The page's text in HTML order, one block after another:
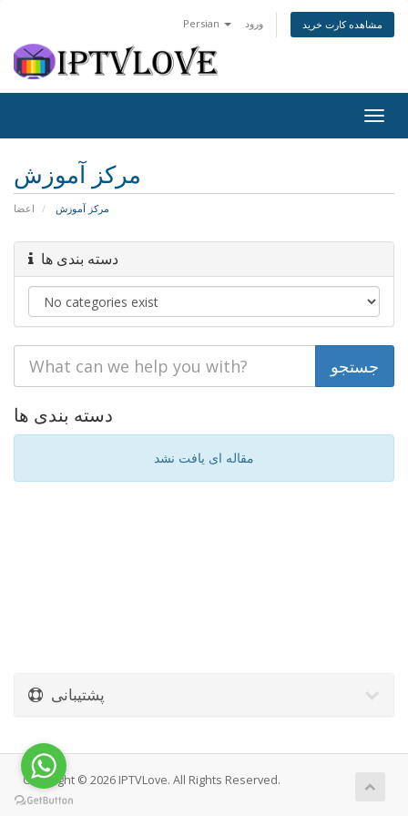
Persian ورود مشاهده کارت خرید
مرکز آموزش
اعضا مرکز آموزش
دسته بندی ها
دسته بندی ها
مقاله ای یافت نشد
پشتیبانی
Copyright © 2026 IPTVLove. All Rights Reserved.